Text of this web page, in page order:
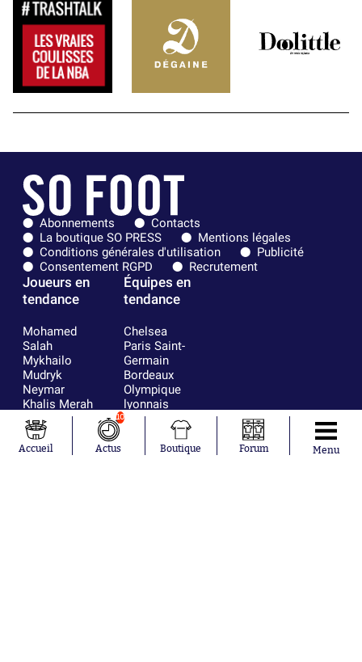
Abonnements
Contacts
La boutique SO PRESS
Mentions légales
Conditions générales d'utilisation
Publicité
Consentement RGPD
Recrutement
Joueurs en
tendance
Mohamed
Salah
Mykhailo
Mudryk
Neymar
Khalis Merah
Loïs Openda
Moussa
Niakhaté
Équipes en
tendance
Chelsea
Paris Saint-
Germain
Bordeaux
Olympique
lyonnais
FIFA
Real Madrid
RC Strasbourg
Accueil
10
Actus Boutique Forum Menu